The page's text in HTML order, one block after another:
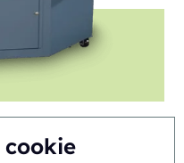
cookie